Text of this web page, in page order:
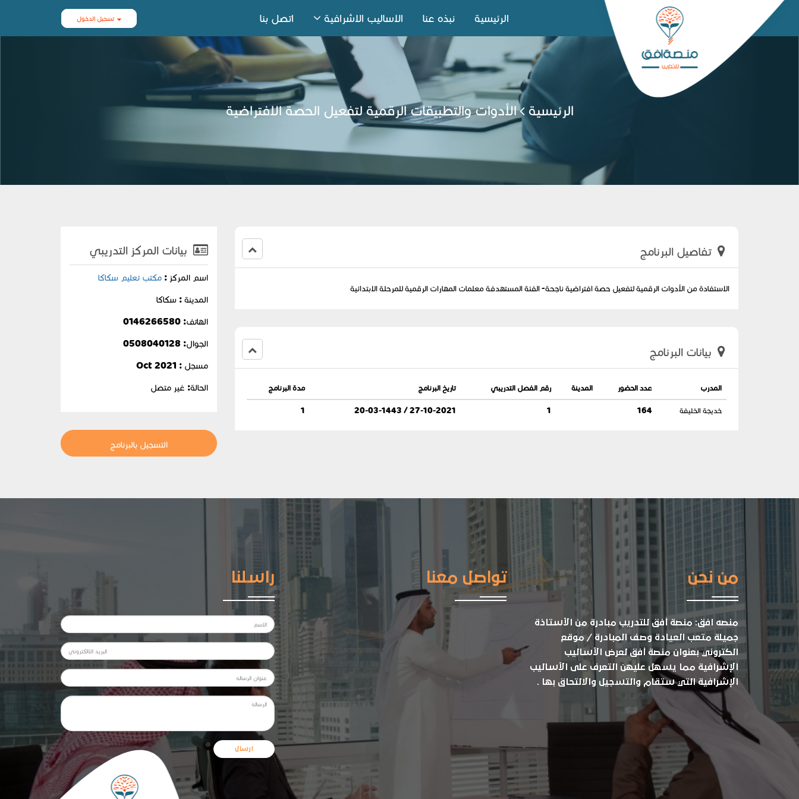
الرئيسية نبذه عنا الاساليب الاشرافية اتصل بنا تسجيل الدخول
الرئيسية الأدوات والتطبيقات الرقمية لتفعيل الحصة الافتراضية
تفاصيل البرنامج
الاستفادة من الأدوات الرقمية لتفعيل حصة افتراضية ناجحة- الفئة المستهدفة معلمات المهارات الرقمية للمرحلة الابتدائية
بيانات البرنامج
المدرب عدد الحضور المدينة رقم الفصل التدريبي تاريخ البرنامج مدة البرنامج
خديجة الخليفة 164
1
27-10-2021 / 20-03-1443
1
بيانات المركز التدريبي
اسم المركز :مكتب تعليم سكاكا
المدينة : سكاكا
الهاتف: 0146266580
الجوال:
مسجل : Oct 2021
الحالة: غير متصل
التسجيل بالبرنامج
من نحن
منصه افق: منصة أفق للتدريب مبادرة من الأستاذة
جميلة متعب العيادة وصف المبادرة / موقع
الكتروني بعنوان منصة أفق لعرض الأساليب
الإشرافية مما يسهل عليهن التعرف على الأساليب
الإشرافية التي ستقام والتسجيل والالتحاق بها .
تواصل معنا راسلنا
ارسال